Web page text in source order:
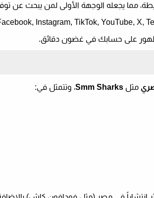
مما يجعله الوجهة الأولى لمن يبحث عن توفير
Instagram, TikTok, YouTube, X,
على حسابك في غضون دقائق.
مثلSmm Sharks، وتتمثل في: